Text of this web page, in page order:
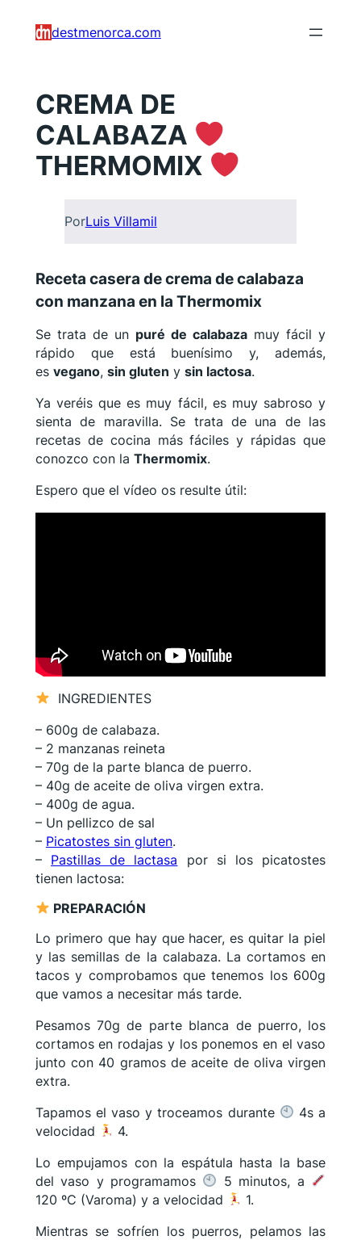
destmenorca.com
CREMA DE
CALABAZA
THERMOMIX
PorLuis Villamil
Receta casera de crema de calabaza
con manzana en la Thermomix
Se trata de un puré de calabaza muy fácil y
rápido que está buenísimo y, además,
es vegano, sin gluten y sin lactosa.
Ya veréis que es muy fácil, es muy sabroso y
sienta de maravilla. Se trata de una de las
recetas de cocina más fáciles y rápidas que
conozco con la Thermomix.
Espero que el vídeo os resulte útil:
INGREDIENTES
– 600g de calabaza.
– 2 manzanas reineta
– 70g de la parte blanca de puerro.
– 40g de aceite de oliva virgen extra.
– 400g de agua.
– Un pellizco de sal
– Picatostes sin gluten.
– Pastillas de lactasa por si los picatostes
tienen lactosa:
PREPARACIÓN
Lo primero que hay que hacer, es quitar la piel
y las semillas de la calabaza. La cortamos en
tacos y comprobamos que tenemos los 600g
que vamos a necesitar más tarde.
Pesamos 70g de parte blanca de puerro, los
cortamos en rodajas y los ponemos en el vaso
junto con 40 gramos de aceite de oliva virgen
extra.
Tapamos el vaso y troceamos durante
4s a
velocidad
4.
Lo empujamos con la espátula hasta la base
del vaso y programamos
5 minutos, a
120 ºC (Varoma) y a velocidad
1.
Mientras se sofríen los puerros, pelamos las